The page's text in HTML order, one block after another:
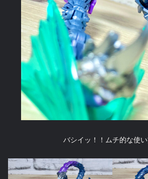
バシイッ！！ムチ的な使い